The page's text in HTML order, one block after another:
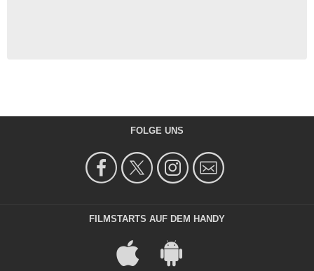
FOLGE UNS
FILMSTARTS AUF DEM HANDY